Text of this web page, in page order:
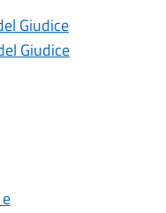
Giudice
Giudice